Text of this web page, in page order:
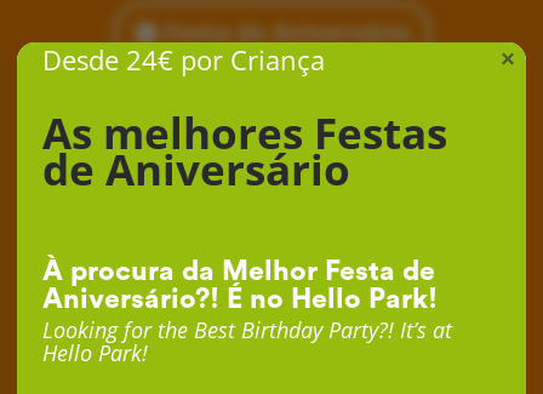
Festa de Aniversário
Desde 24€ por Criança
As melhores Festas
de Aniversário
À procura da Melhor Festa de
Aniversário?! É no Hello Park!
Looking for the Best Birthday Party?! It’s at
Hello Park!
×